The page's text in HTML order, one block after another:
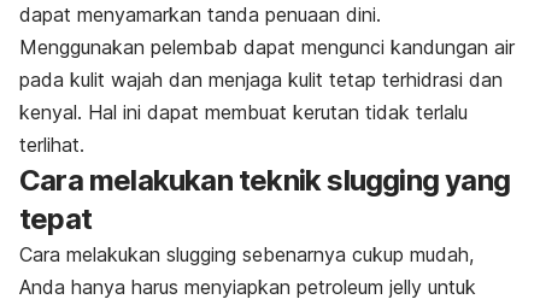
dapat menyamarkan tanda penuaan dini.
Menggunakan pelembab dapat mengunci kandungan air
pada kulit wajah dan menjaga kulit tetap terhidrasi dan
kenyal. Hal ini dapat membuat kerutan tidak terlalu
terlihat.
Cara melakukan tekniksluggingyang
tepat
Cara melakukan slugging sebenarnya cukup mudah,
Anda hanya harus menyiapkan petroleum jelly untuk